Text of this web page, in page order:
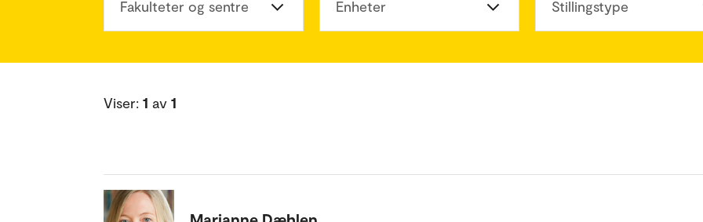
Fakulteter og sentre Enheter Stillingstype
Viser: 1 av 1